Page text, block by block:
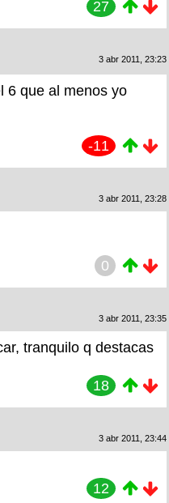
27
3 abr 2011, 23:23
6 que al menos yo
-11
3 abr 2011, 23:28
0
3 abr 2011, 23:35
tranquilo q destacas
18
3 abr 2011, 23:44
12